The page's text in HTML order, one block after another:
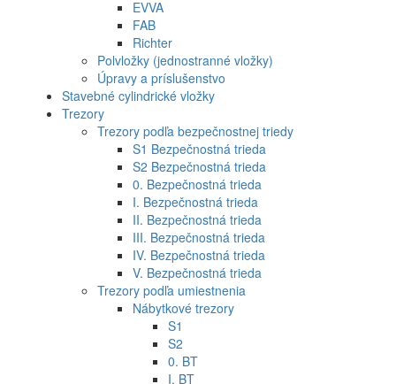
EVVA
FAB
Richter
Polvložky (jednostranné vložky)
Úpravy a príslušenstvo
Stavebné cylindrické vložky
Trezory
Trezory podľa bezpečnostnej triedy
S1 Bezpečnostná trieda
S2 Bezpečnostná trieda
0. Bezpečnostná trieda
I. Bezpečnostná trieda
II. Bezpečnostná trieda
III. Bezpečnostná trieda
IV. Bezpečnostná trieda
V. Bezpečnostná trieda
Trezory podľa umiestnenia
Nábytkové trezory
S1
S2
0. BT
I. BT